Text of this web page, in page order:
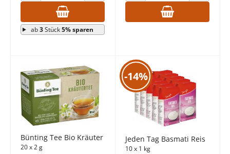
ab3Stück5% sparen
Bünting Tee Bio Kräuter
20 x 2 g
-14%
Jeden Tag Basmati Reis
10 x 1 kg